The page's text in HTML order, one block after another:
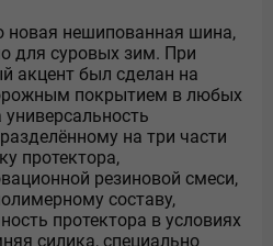
новая нешипованная шина,
для суровых зим. При
акцент был сделан на
покрытием в любых
на три части
протектора,
резиновой смеси,
составу,
протектора в условиях
силика, специально